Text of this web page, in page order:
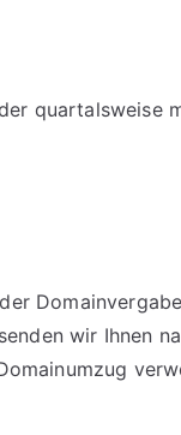
quartalsweise
wir Ihnen